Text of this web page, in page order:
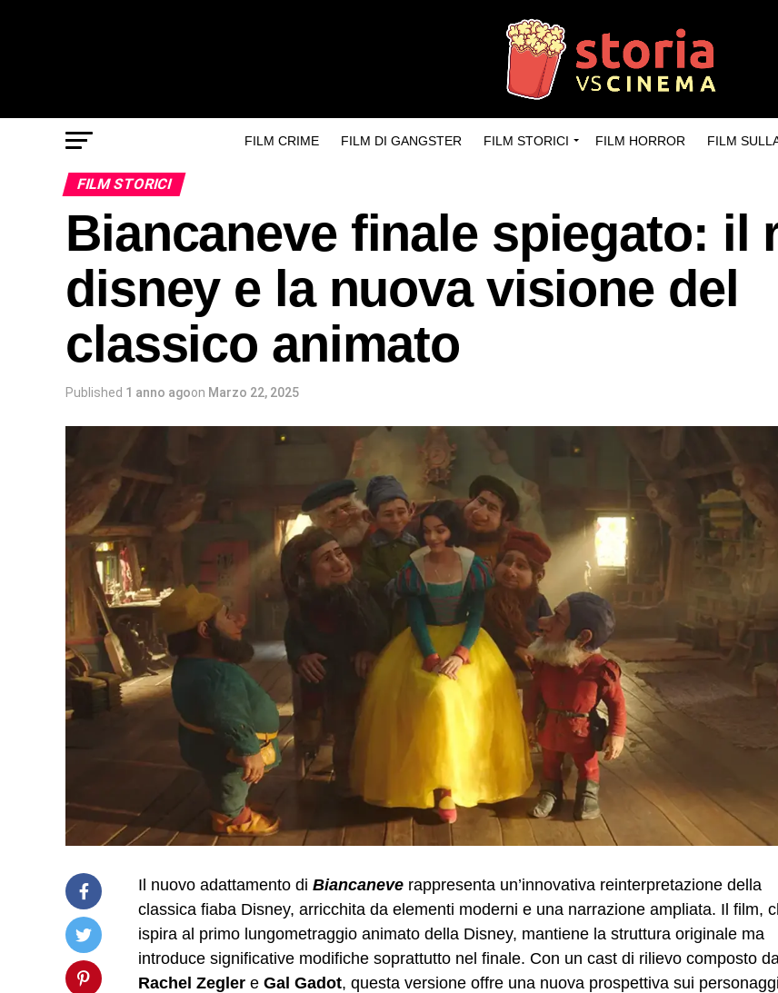
FILM CRIME FILM DI GANGSTER FILM STORICI FILM HORROR FILM
FILM STORICI
Biancaneve finale spiegato: il
disney e la nuova visione del
classico animato
Published 1 anno agoon Marzo 22, 2025
Il nuovo adattamento di Biancaneve rappresenta un’innovativa reinterpretazione della
classica fiaba Disney, arricchita da elementi moderni e una narrazione ampliata. Il film,
ispira al primo lungometraggio animato della Disney, mantiene la struttura originale ma
introduce significative modifiche soprattutto nel finale. Con un cast di rilievo composto
Rachel Zegler e Gal Gadot, questa versione offre una nuova prospettiva sui personaggi